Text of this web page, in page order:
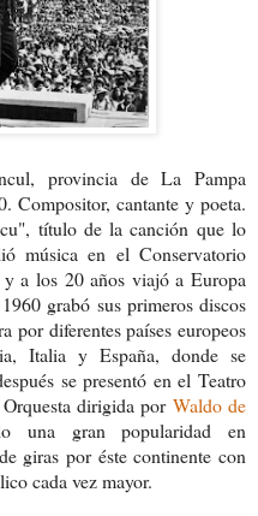
provincia de La Pampa
Compositor, cantante y poeta.
título de la canción que lo
música en el Conservatorio
a los 20 años viajó a Europa
grabó sus primeros discos
por diferentes países europeos
Italia y España, donde se
se presentó en el Teatro
dirigida por Waldo de
una gran popularidad en
giras por éste continente con
cada vez mayor.